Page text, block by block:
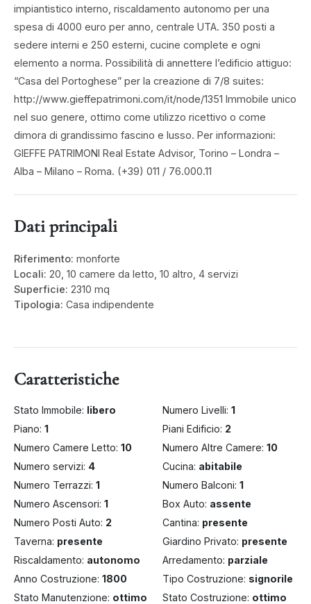
impiantistico interno, riscaldamento autonomo per una
spesa di 4000 euro per anno, centrale UTA. 350 posti a
sedere interni e 250 esterni, cucine complete e ogni
elemento a norma. Possibilità di annettere l’edificio attiguo:
“Casa del Portoghese” per la creazione di 7/8 suites:
http://www.gieffepatrimoni.com/it/node/1351 Immobile unico
nel suo genere, ottimo come utilizzo ricettivo o come
dimora di grandissimo fascino e lusso. Per informazioni:
GIEFFE PATRIMONI Real Estate Advisor, Torino – Londra –
Alba – Milano – Roma. (+39) 011 / 76.000.11
Dati principali
Riferimento: monforte
Locali: 20, 10 camere da letto, 10 altro, 4 servizi
Superficie: 2310 mq
Tipologia: Casa indipendente
Caratteristiche
Stato Immobile: libero Numero Livelli: 1
Piano: 1 Piani Edificio: 2
Numero Camere Letto: 10 Numero Altre Camere: 10
Numero servizi: 4 Cucina: abitabile
Numero Terrazzi: 1 Numero Balconi: 1
Numero Ascensori: 1 Box Auto: assente
Numero Posti Auto: 2 Cantina: presente
Taverna: presente Giardino Privato: presente
Riscaldamento: autonomo Arredamento: parziale
Anno Costruzione: 1800 Tipo Costruzione: signorile
Stato Manutenzione: ottimo Stato Costruzione: ottimo